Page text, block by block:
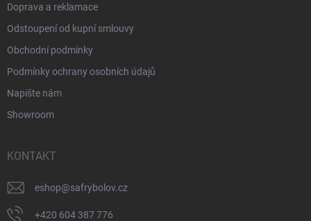
Doprava a reklamace
Odstoupení od kupní smlouvy
Obchodní podmínky
Podmínky ochrany osobních údajů
Napište nám
Showroom
KONTAKT
eshop@safrybolov.cz
+420 604 387 776